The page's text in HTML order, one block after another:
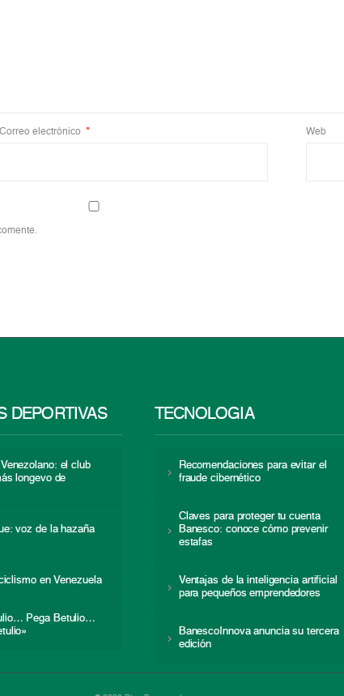
Correo electrónico * Web
DEPORTIVAS
el club
longevo de
voz de la hazaña
en Venezuela
Pega Betulio…
TECNOLOGÍA
Recomendaciones para evitar el
fraude cibernético
Claves para proteger tu cuenta
Banesco: conoce cómo prevenir
estafas
Ventajas de la inteligencia artificial
para pequeños emprendedores
BanescoInnova anuncia su tercera
edición